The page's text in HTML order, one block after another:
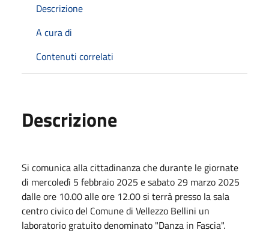
Descrizione
A cura di
Contenuti correlati
Descrizione
Si comunica alla cittadinanza che durante le giornate
di mercoledì 5 febbraio 2025 e sabato 29 marzo 2025
dalle ore 10.00 alle ore 12.00 si terrà presso la sala
centro civico del Comune di Vellezzo Bellini un
laboratorio gratuito denominato "Danza in Fascia".